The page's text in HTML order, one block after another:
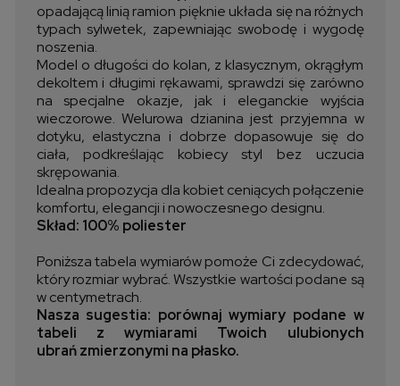
opadającą linią ramion pięknie układa się na różnych
typach sylwetek, zapewniając swobodę i wygodę
noszenia.
Model o długości do kolan, z klasycznym, okrągłym
dekoltem i długimi rękawami, sprawdzi się zarówno
na specjalne okazje, jak i eleganckie wyjścia
wieczorowe. Welurowa dzianina jest przyjemna w
dotyku, elastyczna i dobrze dopasowuje się do
ciała, podkreślając kobiecy styl bez uczucia
skrępowania.
Idealna propozycja dla kobiet ceniących połączenie
komfortu, elegancji i nowoczesnego designu.
Skład: 100% poliester
Poniższa tabela wymiarów pomoże Ci zdecydować,
który rozmiar wybrać. Wszystkie wartości podane są
w centymetrach.
Nasza sugestia: porównaj wymiary podane w
tabeli z wymiarami Twoich ulubionych
ubrań zmierzonymi na płasko.